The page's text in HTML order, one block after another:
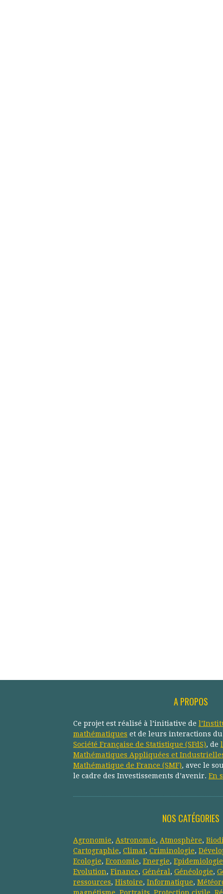
A PROPOS
Ce projet est réalisé à l’initiative de
mathématiques et de leurs interactions du
Société Française de Statistique (SFdS), de
Mathématiques Appliquées et
Mathématique de France (SMF), avec le
le cadre des Investissements d’avenir. En
NOS CATÉGORIES
Agronomie, Astronomie, Atmosphère,
Cartographie, Climat, Criminologie,
Ecologie, Economie, Energie, Epidemiologie
Evolution, Finance, Général , Généologie,
ressources, Histoire, Informatique,